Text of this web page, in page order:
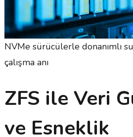
NVMe sürücülerle donanımlı
çalışma anı
ZFS ile Veri
ve Esneklik